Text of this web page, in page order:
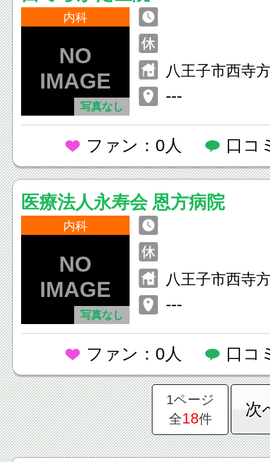
内科
写真なし
八王子市西寺
---
ファン：0人 口コ
医療法人永寿会 恩方病院
内科
写真なし
八王子市西寺
---
ファン：0人 口コ
1ページ
全18件
次